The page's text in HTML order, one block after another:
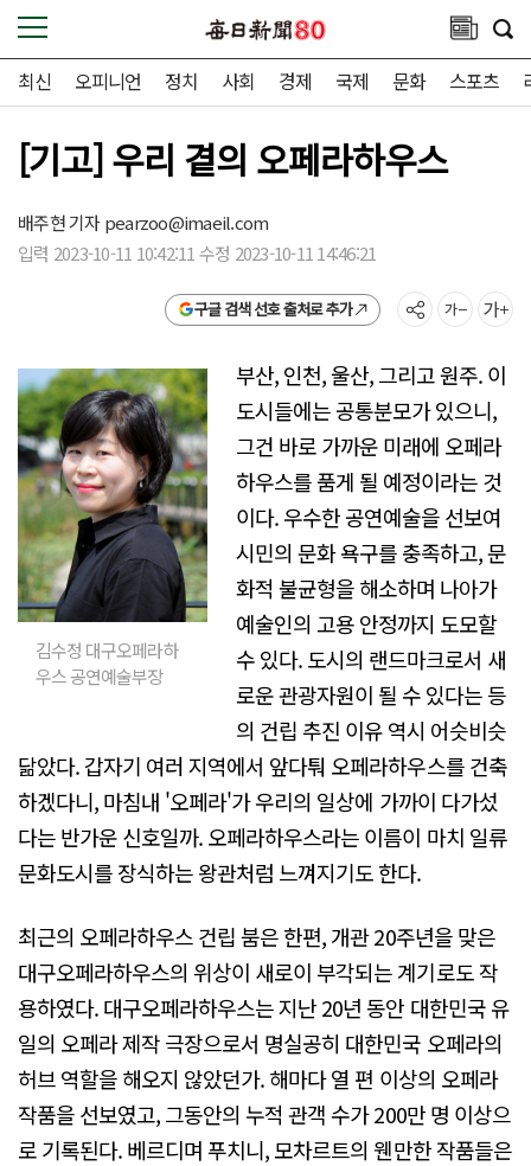
최신 오피니언 정치 사회 경제 국제 문화 스포츠
[기고] 우리 곁의 오페라하우스
배주현 기자pearzoo@imaeil.com
입력 2023-10-11 10:42:11 수정 2023-10-11 14:46:21
구글 검색 선호 출처로 추가
김수정 대구오페라하
우스 공연예술부장
부산, 인천, 울산, 그리고 원주. 이
도시들에는 공통분모가 있으니,
그건 바로 가까운 미래에 오페라
하우스를 품게 될 예정이라는 것
이다. 우수한 공연예술을 선보여
시민의 문화 욕구를 충족하고, 문
화적 불균형을 해소하며 나아가
예술인의 고용 안정까지 도모할
수 있다. 도시의 랜드마크로서 새
로운 관광자원이 될 수 있다는 등
의 건립 추진 이유 역시 어슷비슷
닮았다. 갑자기 여러 지역에서 앞다퉈 오페라하우스를 건축
하겠다니, 마침내 '오페라'가 우리의 일상에 가까이 다가섰
다는 반가운 신호일까. 오페라하우스라는 이름이 마치 일류
문화도시를 장식하는 왕관처럼 느껴지기도 한다.
최근의 오페라하우스 건립 붐은 한편, 개관 20주년을 맞은
대구오페라하우스의 위상이 새로이 부각되는 계기로도 작
용하였다. 대구오페라하우스는 지난 20년 동안 대한민국 유
일의 오페라 제작 극장으로서 명실공히 대한민국 오페라의
허브 역할을 해오지 않았던가. 해마다 열 편 이상의 오페라
작품을 선보였고, 그동안의 누적 관객 수가 200만 명 이상으
로 기록된다. 베르디며 푸치니, 모차르트의 웬만한 작품들은